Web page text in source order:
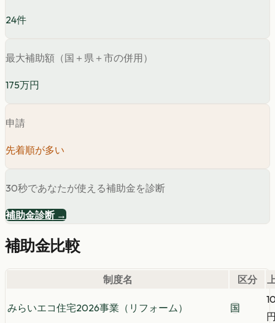
24件
最大補助額（国＋県＋市の併用）
175万円
申請
先着順が多い
30秒であなたが使える補助金を診断
補助金診断 →
補助金比較
制度名 区分
みらいエコ住宅2026事業（リフォーム） 国